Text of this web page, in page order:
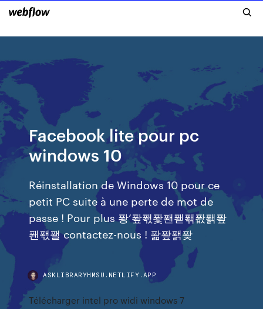
Facebook lite pour pc
windows 10
Réinstallation de Windows 10 pour ce
petit PC suite à une perte de mot de
passe ! Pour plus 퐝’퐢퐧퐟퐨퐫퐦퐚퐭퐢
퐨퐧퐬 contactez-nous ! 퐒퐢퐭퐞
ASKLIBRARYHMSU.NETLIFY.APP
Télécharger intel pro widi windows 7